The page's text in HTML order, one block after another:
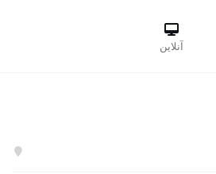

آنلاین